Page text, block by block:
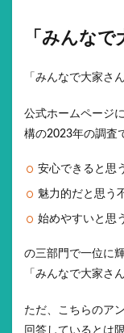
「みんな
「みんなで大家さ
公式ホームページ
構の2023年の調査
安心できると思
魅力的だと思う
始めやすいと思
の三部門で一位に
「みんなで大家さん
ただ、こちらのア
回答しているとは